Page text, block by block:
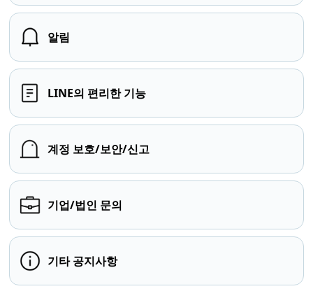
알림
LINE의 편리한 기능
계정 보호/보안/신고
기업/법인 문의
기타 공지사항